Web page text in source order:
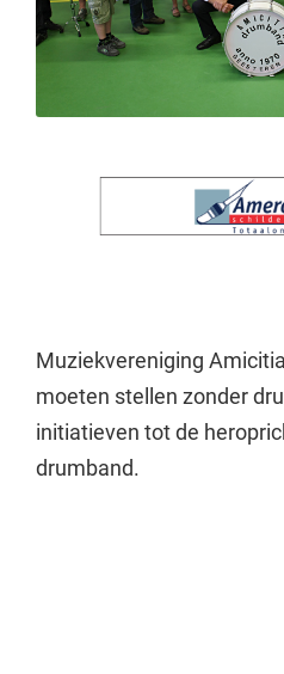
Muziekvereniging
moeten stellen zonder
initiatieven tot de
drumband.